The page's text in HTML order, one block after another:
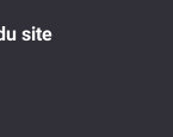
site